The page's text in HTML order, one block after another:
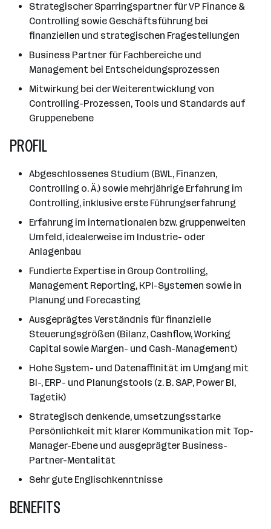
Strategischer Sparringspartner für VP Finance &
Controlling sowie Geschäftsführung bei
finanziellen und strategischen Fragestellungen
Business Partner für Fachbereiche und
Management bei Entscheidungsprozessen
Mitwirkung bei der Weiterentwicklung von
Controlling-Prozessen, Tools und Standards auf
Gruppenebene
PROFIL
Abgeschlossenes Studium (BWL, Finanzen,
Controlling o. Ä.) sowie mehrjährige Erfahrung im
Controlling, inklusive erste Führungserfahrung
Erfahrung im internationalen bzw. gruppenweiten
Umfeld, idealerweise im Industrie- oder
Anlagenbau
Fundierte Expertise in Group Controlling,
Management Reporting, KPI-Systemen sowie in
Planung und Forecasting
Ausgeprägtes Verständnis für finanzielle
Steuerungsgrößen (Bilanz, Cashflow, Working
Capital sowie Margen- und Cash-Management)
Hohe System- und Datenaffinität im Umgang mit
BI-, ERP- und Planungstools (z. B. SAP, Power BI,
Tagetik)
Strategisch denkende, umsetzungsstarke
Persönlichkeit mit klarer Kommunikation mit Top-
Manager-Ebene und ausgeprägter Business-
Partner-Mentalität
Sehr gute Englischkenntnisse
BENEFITS